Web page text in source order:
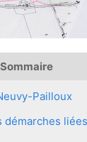
Sommaire
Pailloux